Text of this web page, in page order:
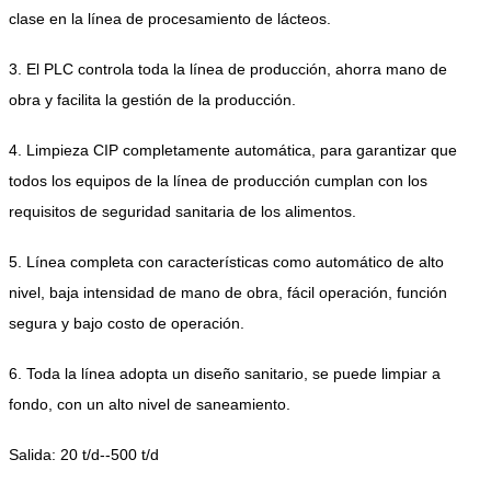
clase en la línea de procesamiento de lácteos.
3. El PLC controla toda la línea de producción, ahorra mano de
obra y facilita la gestión de la producción.
4. Limpieza CIP completamente automática, para garantizar que
todos los equipos de la línea de producción cumplan con los
requisitos de seguridad sanitaria de los alimentos.
5. Línea completa con características como automático de alto
nivel, baja intensidad de mano de obra, fácil operación, función
segura y bajo costo de operación.
6. Toda la línea adopta un diseño sanitario, se puede limpiar a
fondo, con un alto nivel de saneamiento.
Salida: 20 t/d--500 t/d